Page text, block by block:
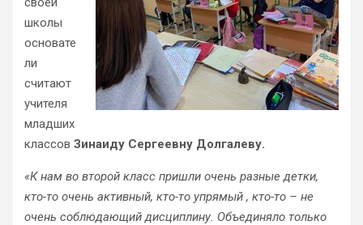
школы
основате
ли
считают
учителя
младших
классов Зинаиду Сергеевну Долгалеву.
«К нам во второй класс пришли очень разные детки,
кто-то очень активный, кто-то упрямый , кто-то – не
очень соблюдающий дисциплину. Объединяло только